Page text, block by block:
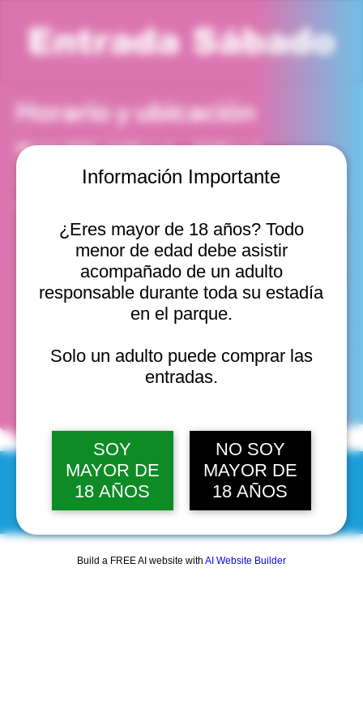
Información Importante
¿Eres mayor de 18 años? Todo
menor de edad debe asistir
acompañado de un adulto
responsable durante toda su estadía
en el parque.
Solo un adulto puede comprar las
entradas.
SOY
MAYOR DE
18 AÑOS
NO SOY
MAYOR DE
18 AÑOS
Build a FREE AI website with AI Website Builder
Entrada Sábado
Horario y ubicación
08 nov 2025, 11:00 a. m. – 12:00 p. m.
Viña del Mar, Cam. Internacional 2440, Viña del Mar,
Valparaíso, Chile
sáb, 08 ago, 10:00 a. m.
sáb, 08 ago, 11:00 a. m.
sáb, 08 ago, 12:00 p. m.
Ver 22
fechas
© 2025 by Scantastic.